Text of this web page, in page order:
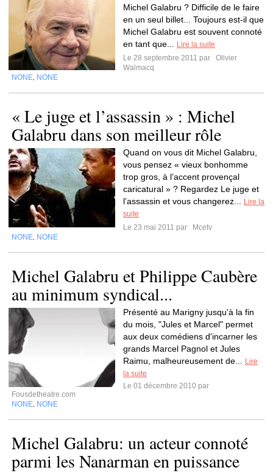
Michel Galabru ? Difficile de le faire
en un seul billet... Toujours est-il que
Michel Galabru est souvent connoté
en tant que...
Lire la suite
Le 28 septembre 2011 par
Olivier
Walmacq
NONE NONE
« Le juge et l’assassin » : Michel
Galabru dans son meilleur rôle
Quand on vous dit Michel Galabru,
vous pensez « vieux bonhomme
trop gros, à l’accent provençal
caricatural » ? Regardez Le juge et
l’assassin et vous changerez...
Lire la
suite
Le 23 mai 2011 par
Mcetv
NONE NONE
Michel Galabru et Philippe Caubère
au minimum syndical...
Présenté au Marigny jusqu'à la fin
du mois, "Jules et Marcel" permet
aux deux comédiens d'incarner les
grands Marcel Pagnol et Jules
Raimu, malheureusement de...
Lire
la suite
Le 01 décembre 2010 par
Fousdetheatre.com
NONE NONE
Michel Galabru: un acteur connoté
parmi les Nanarman en puissance